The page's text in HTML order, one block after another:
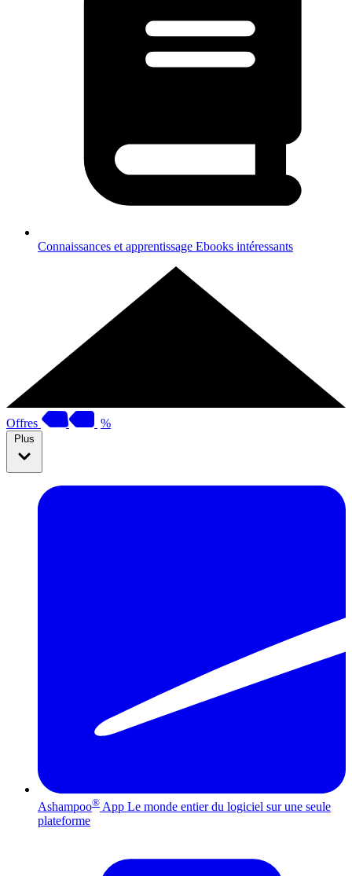
Connaissances et apprentissage Ebooks intéressants
Offres %
Plus
Ashampoo® App Le monde entier du logiciel sur une seule
plateforme